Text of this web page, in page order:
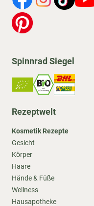
Spinnrad Siegel
Rezeptwelt
Kosmetik Rezepte
Gesicht
Körper
Haare
Hände & Füße
Wellness
Hausapotheke